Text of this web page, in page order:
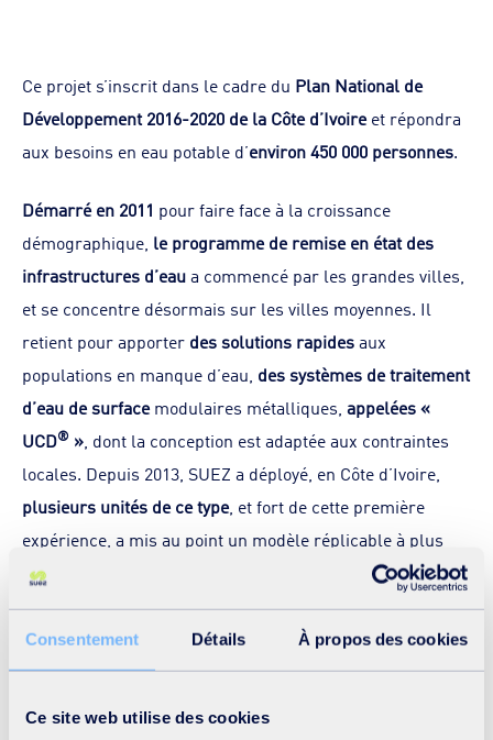
Consentement Détails À propos des cookies
Ce site web utilise des cookies
Ce projet s’inscrit dans le cadre du Plan National de
Développement 2016-2020 de la Côte d’Ivoireet répondra
aux besoins en eau potable d’environ 450 000 personnes.
Démarré en 2011 pour faire face à la croissance
démographique, le programme de remise en état des
infrastructures d’eaua commencé par les grandes villes,
et se concentre désormais sur les villes moyennes. Il
retient pour apporter des solutions rapidesaux
populations en manque d’eau, des systèmes de traitement
d’eau de surfacemodulaires métalliques, appelées «
UCD® » , dont la conception est adaptée aux contraintes
locales. Depuis 2013, SUEZ a déployé, en Côte d’Ivoire,
plusieurs unités de ce type, et fort de cette première
expérience, a mis au point un modèle réplicable à plus
grande échelle.
Les dix premières unitéslivrées seront déployées
rapidement pour répondre à la demande de sites où la
raison d’unréseau de distribution incomplet